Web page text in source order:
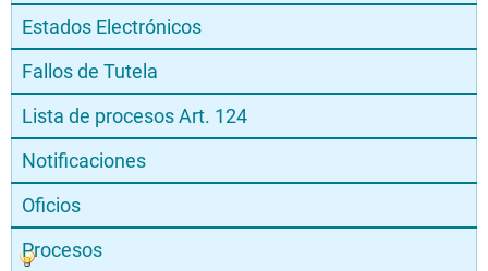
Estados Electrónicos
Fallos de Tutela
Lista de procesos Art. 124
Notificaciones
Oficios
Procesos